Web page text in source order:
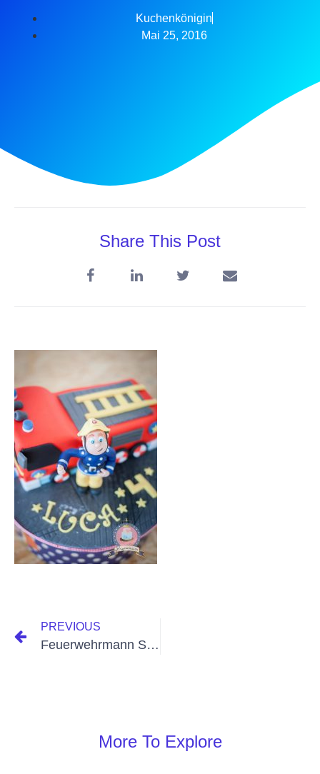
Kuchenkönigin
Mai 25, 2016
Share This Post
PREVIOUS
Feuerwehrmann Sam Party
More To Explore